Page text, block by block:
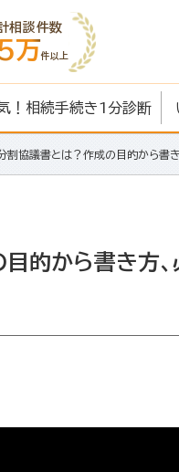
相談件数
万件以上
！相続手続き1分診断
割協議書とは？作成の目的から書き
的から書き方